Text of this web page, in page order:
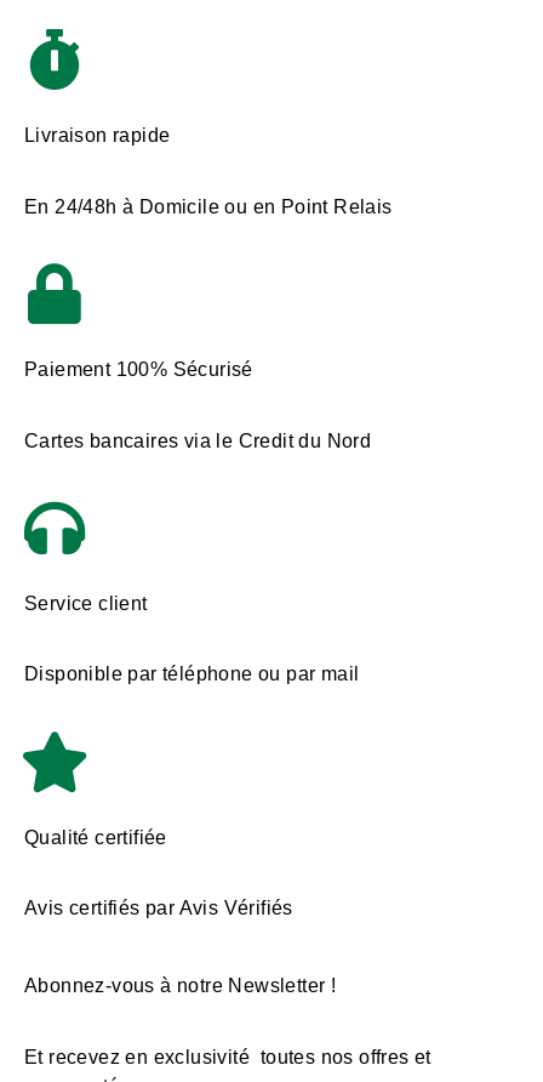
Livraison rapide
En 24/48h à Domicile ou en Point Relais
Paiement 100% Sécurisé
Cartes bancaires via le Credit du Nord
Service client
Disponible par téléphone ou par mail
Qualité certifiée
Avis certifiés par Avis Vérifiés
Abonnez-vous à notre Newsletter !
Et recevez en exclusivité toutes nos offres et